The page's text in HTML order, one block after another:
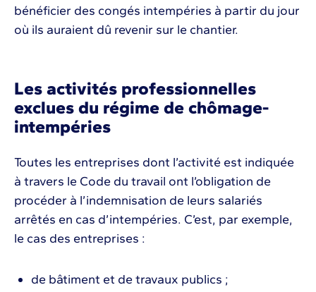
bénéficier des congés intempéries à partir du jour
où ils auraient dû revenir sur le chantier.
Les activités professionnelles
exclues du régime de chômage-
intempéries
Toutes les entreprises dont l’activité est indiquée
à travers le Code du travail ont l’obligation de
procéder à l’indemnisation de leurs salariés
arrêtés en cas d’intempéries. C’est, par exemple,
le cas des entreprises :
de bâtiment et de travaux publics ;